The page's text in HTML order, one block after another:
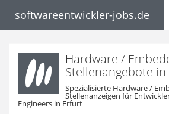
softwareentwickler-jobs.de
Hardware /
Stellenangebote
Spezialisierte Hardware /
Stellenanzeigen für
Engineers in Erfurt